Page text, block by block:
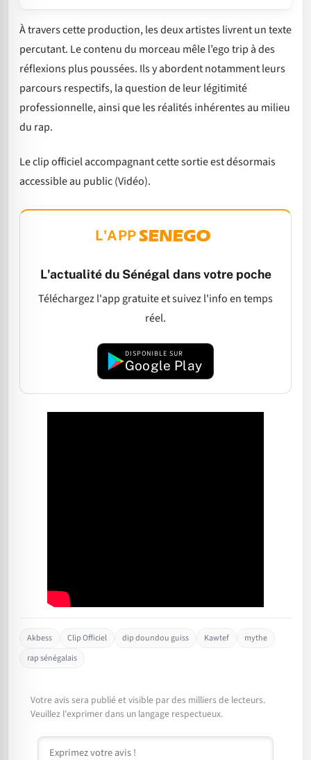
À travers cette production, les deux artistes livrent un texte
percutant. Le contenu du morceau mêle l’ego trip à des
réflexions plus poussées. Ils y abordent notamment leurs
parcours respectifs, la question de leur légitimité
professionnelle, ainsi que les réalités inhérentes au milieu
du rap.
Le clip officiel accompagnant cette sortie est désormais
accessible au public (Vidéo).
L'APP
L'actualité du Sénégal dans votre poche
Téléchargez l'app gratuite et suivez l'info en temps
réel.
DISPONIBLE SUR
Google Play
Akbess Clip Officiel dip doundou guiss Kawtef
mythe
rap sénégalais
Votre avis sera publié et visible par des milliers de lecteurs.
Veuillez l'exprimer dans un langage respectueux.
Commentaire